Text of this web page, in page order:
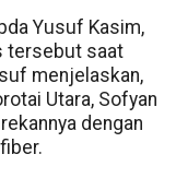
Yusuf Kasim,
tersebut saat
menjelaskan,
Utara, Sofyan
dengan